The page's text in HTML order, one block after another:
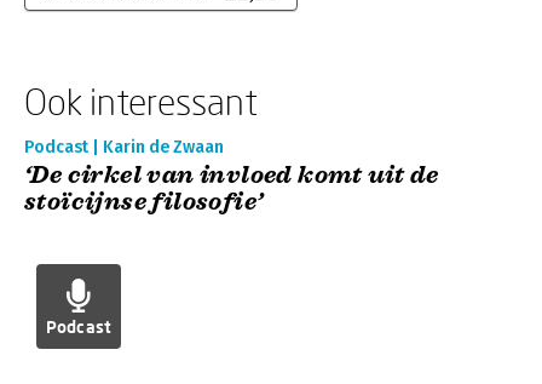
Ook interessant
Podcast | Karin de Zwaan
‘De cirkel van invloed komt uit de
stoïcijnse filosofie’
Podcast